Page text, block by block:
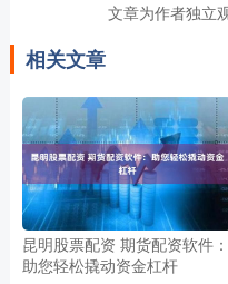
文章为作者独立
相关文章
昆明股票配资 期货配资软件：
助您轻松撬动资金杠杆